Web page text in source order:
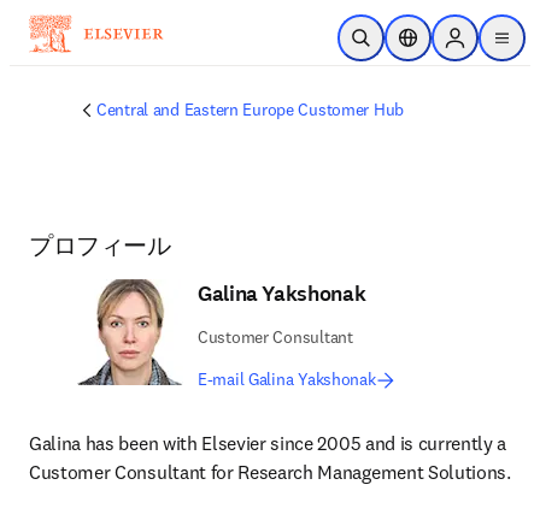
メインのコンテンツにスキップ
検索を開くロケーションセレ
Sign in to
menu
Central and Eastern Europe Customer Hub
プロフィール
Galina Yakshonak
Customer Consultant
E-mail Galina Yakshonak
Galina has been with Elsevier since 2005 and is currently a
Customer Consultant for Research Management Solutions.